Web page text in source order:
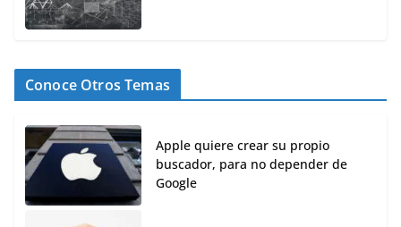
Conoce Otros Temas
Apple quiere crear su propio
buscador, para no depender de
Google